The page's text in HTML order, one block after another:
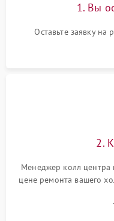
1. Вы
Оставьте заявку
2.
Менеджер колл центра
цене ремонта вашего